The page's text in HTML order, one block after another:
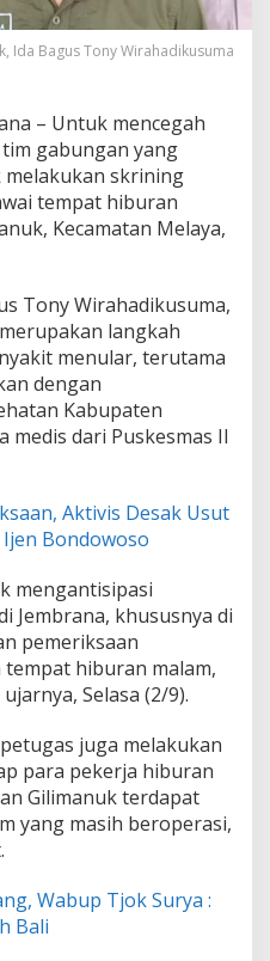
Ida Bagus Tony Wirahadikusuma
– Untuk mencegah
gabungan yang
skrining
tempat hiburan
Kecamatan Melaya,
Tony Wirahadikusuma,
langkah
menular, terutama
dengan
Kabupaten
medis dari Puskesmas II
Aktivis Desak Usut
Bondowoso
mengantisipasi
Jembrana, khususnya di
pemeriksaan
hiburan malam,
Selasa (2/9).
juga melakukan
para pekerja hiburan
Gilimanuk terdapat
yang masih beroperasi,
Wabup Tjok Surya :
Bali